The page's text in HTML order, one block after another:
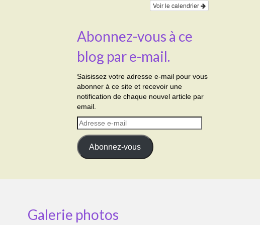
Voir le calendrier
Abonnez-vous à ce
blog par e-mail.
Saisissez votre adresse e-mail pour vous
abonner à ce site et recevoir une
notification de chaque nouvel article par
email.
Adresse
e-
mail
Abonnez-vous
Galerie photos